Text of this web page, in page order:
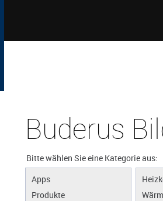
Buderus
Bitte wählen Sie eine Kategorie aus:
Apps
Produkte